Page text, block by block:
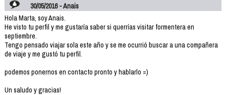
30/05/2016 - Anais
Hola Marta, soy Anais.
He visto tu perfil y me gustaría saber si querrías visitar formentera en
septiembre.
Tengo pensado viajar sola este año y se me ocurrió buscar a una compañera
de viaje y me gustó tu perfil.
podemos ponernos en contacto pronto y hablarlo =)
Un saludo y gracias!